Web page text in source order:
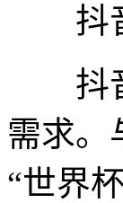
抖音
抖音
需求。
“世界